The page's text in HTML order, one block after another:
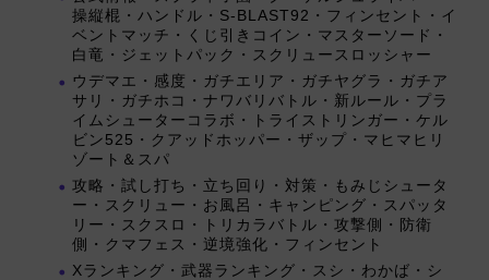
操縦棍・ハンドル・S-BLAST92・フィンセント・イ
ベントマッチ・くじ引きコイン・マスターソード・
白竜・ジェットパック・スクリュースロッシャー
ウデマエ・感度・ガチエリア・ガチヤグラ・ガチア
サリ・ガチホコ・ナワバリバトル・新ルール・プラ
イムシューターコラボ・トライストリンガー・ケル
ビン525・クアッドホッパー・ザップ・マヒマヒリ
ゾート＆スパ
攻略・試し打ち・立ち回り・対策・もみじシュータ
ー・スクリュー・お風呂・キャンピング・スパッタ
リー・スクスロ・トリカラバトル・攻撃側・防衛
側・クマフェス・逆境強化・フィンセント
Xランキング・武器ランキング・スシ・わかば・シ